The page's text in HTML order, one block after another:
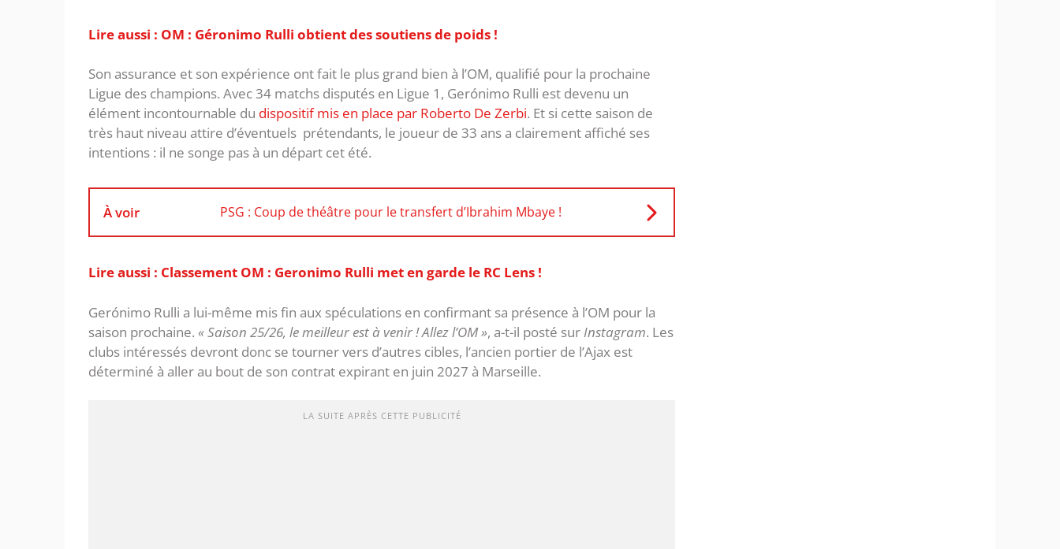
Lire aussi : OM : Géronimo Rulli obtient des soutiens de poids !
Son assurance et son expérience ont fait le plus grand bien à l’OM, qualifié pour la prochaine
Ligue des champions. Avec 34 matchs disputés en Ligue 1, Gerónimo Rulli est devenu un
élément incontournable du dispositif mis en place par Roberto De Zerbi. Et si cette saison de
très haut niveau attire d’éventuels prétendants, le joueur de 33 ans a clairement affiché ses
intentions : il ne songe pas à un départ cet été.
À voir PSG : Coup de théâtre pour le transfert d’Ibrahim Mbaye !
Lire aussi : Classement OM : Geronimo Rulli met en garde le RC Lens !
Gerónimo Rulli a lui-même mis fin aux spéculations en confirmant sa présence à l’OM pour la
saison prochaine. « Saison 25/26, le meilleur est à venir ! Allez l’OM », a-t-il posté sur Instagram. Les
clubs intéressés devront donc se tourner vers d’autres cibles, l’ancien portier de l’Ajax est
déterminé à aller au bout de son contrat expirant en juin 2027 à Marseille.
LA SUITE APRÈS CETTE PUBLICITÉ